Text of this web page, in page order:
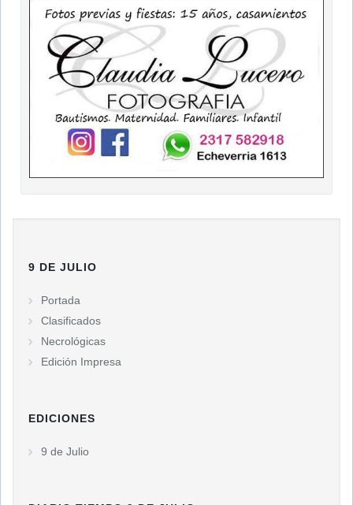
9 DE JULIO
Portada
Clasificados
Necrológicas
Edición Impresa
EDICIONES
9 de Julio